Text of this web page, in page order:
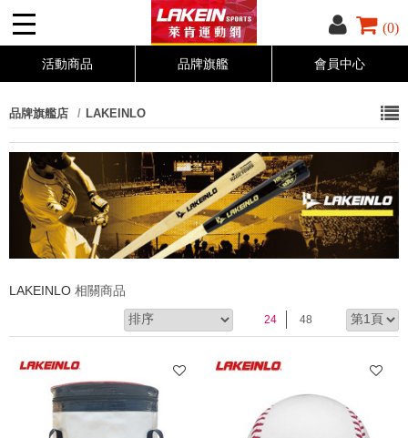
(0)
活動商品 品牌旗艦 會員中心
品牌旗艦店 LAKEINLO
LAKEINLO 相關商品
24 48